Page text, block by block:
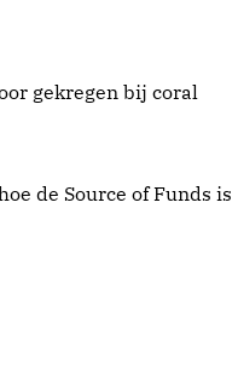
gekregen bij coral
de Source of Funds is